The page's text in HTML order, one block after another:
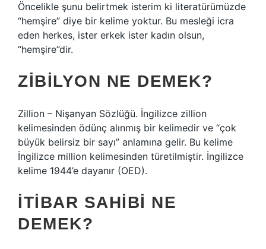
Öncelikle şunu belirtmek isterim ki literatürümüzde
“hemşire” diye bir kelime yoktur. Bu mesleği icra
eden herkes, ister erkek ister kadın olsun,
“hemşire”dir.
ZIBILYON NE DEMEK?
Zillion – Nişanyan Sözlüğü. İngilizce zillion
kelimesinden ödünç alınmış bir kelimedir ve “çok
büyük belirsiz bir sayı” anlamına gelir. Bu kelime
İngilizce million kelimesinden türetilmiştir. İngilizce
kelime 1944’e dayanır (OED).
İTIBAR SAHIBI NE
DEMEK?